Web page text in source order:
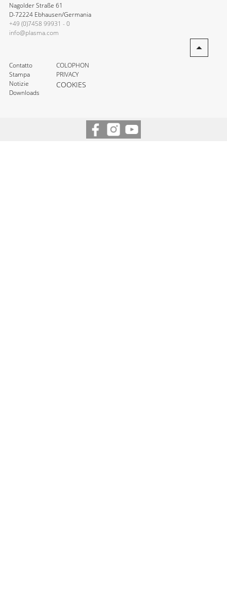
Nagolder Straße 61
D-72224 Ebhausen/Germania
+49 (0)7458 99931 - 0
info@plasma.com
Contatto
Stampa
Notizie
Downloads
COLOPHON
PRIVACY
COOKIES